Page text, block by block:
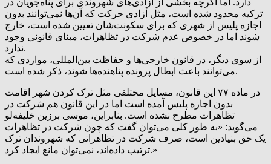
ترکیه محدود شده است، مثل آزادی حرکت که آن‌ها نمی‌توانند بدون
اجازه پلیس از شهری که برای سکونت‌شان تعیین شده است، خارج
شوند اما در خصوص عدم شرکت در تظاهرات، مبنای قانونی وجود
ندارد.
از سوی دیگر، در قانون خارجی‌ها و حفاظت بین‌المللی، مواردی که
می‌توانند باعث ابطال پرونده پناهنده‌ها شوند، ذکر شده است.
در ماده ۷۷ این قانون، مسایل مختلفی مثل ترک کردن شهر اقامت
بدون اجازه پلیس آمده است اما در این قانون هم شرکت در
تظاهرات مطرح نشده است. بنابراین، موسی برزین خلیفه‌لو
می‌گوید: «به طور کلی می‌توان گفت که چون شرکت در تظاهرات
یک حق بنیادین است، صرف شرکت در تظاهراتی که شهروندان ترک
ترتیب داده‌اند، نمی‌توان مانع ایجاد کرد.»